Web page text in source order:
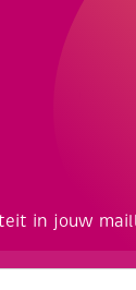
in jouw